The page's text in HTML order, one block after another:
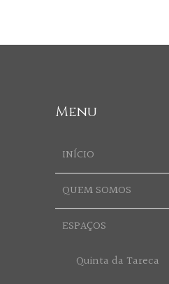
Menu
INÍCIO
QUEM SOMOS
ESPAÇOS
Quinta da Tareca